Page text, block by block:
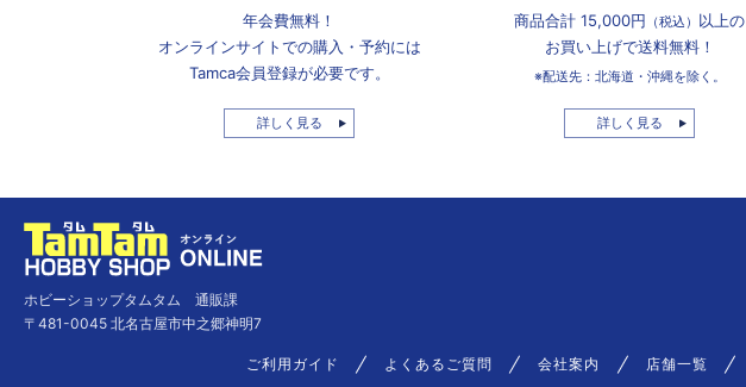
年会費無料！
オンラインサイトでの購入・予約には
Tamca会員登録が必要です。
詳しく見る
商品合計 15,000円 （税込） 以上の
お買い上げで送料無料！
※配送先：北海道・沖縄を除く。
詳しく見る
ホビーショップタムタム 通販課
〒481-0045 北名古屋市中之郷神明7
ご利用ガイド よくあるご質問 会社案内 店舗一覧